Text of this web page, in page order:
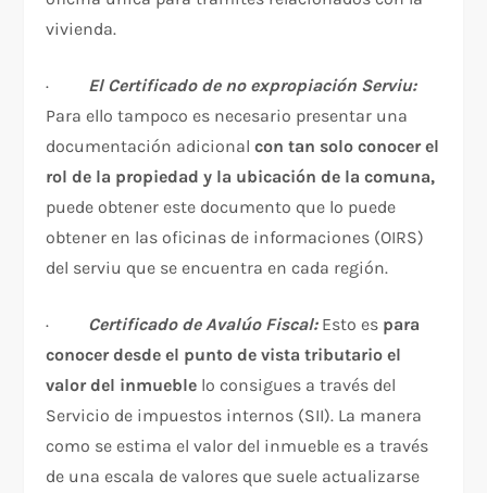
vivienda.
· El Certificado de no expropiación Serviu:
Para ello tampoco es necesario presentar una
documentación adicionalcon tan solo conocer el
rol de la propiedad y la ubicación de la comuna,
puede obtener este documento que lo puede
obtener en las oficinas de informaciones (OIRS)
del serviu que se encuentra en cada región.
· Certificado de Avalúo Fiscal:Esto es para
conocer desde el punto de vista tributario el
valor del inmueble lo consigues a través del
Servicio de impuestos internos (SII). La manera
como se estima el valor del inmueble es a través
de una escala de valores que suele actualizarse